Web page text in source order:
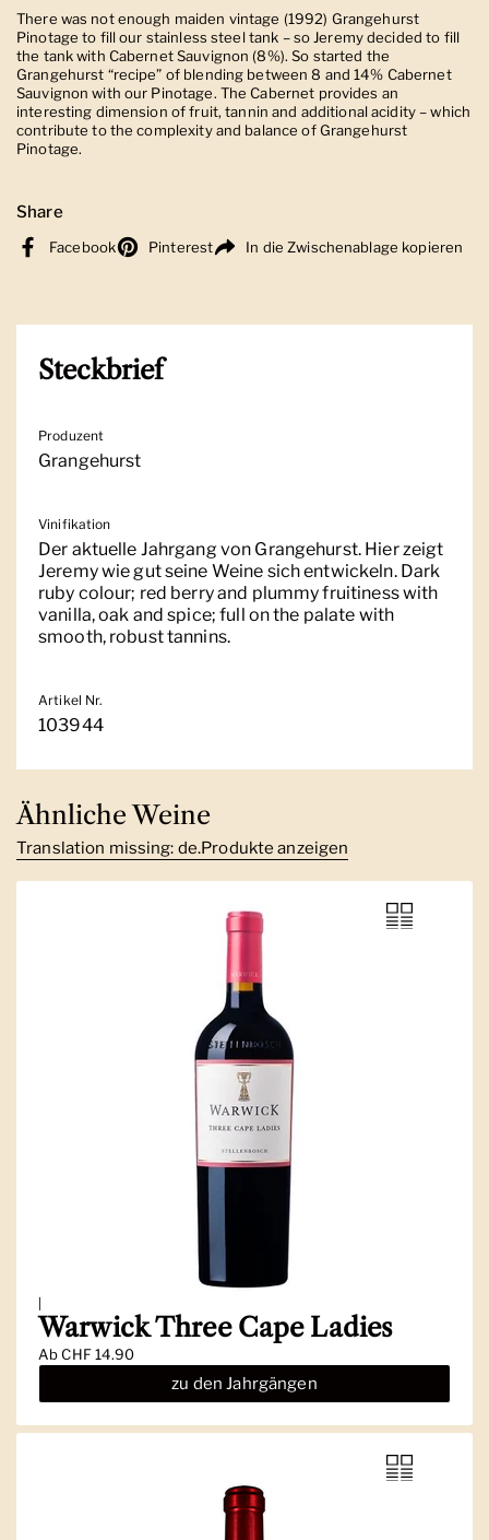
There was not enough maiden vintage (1992) Grangehurst
Pinotage to fill our stainless steel tank – so Jeremy decided to fill
the tank with Cabernet Sauvignon (8%). So started the
Grangehurst “recipe” of blending between 8 and 14% Cabernet
Sauvignon with our Pinotage. The Cabernet provides an
interesting dimension of fruit, tannin and additional acidity – which
contribute to the complexity and balance of Grangehurst
Pinotage.
Share
Facebook Pinterest In die Zwischenablage kopieren
Steckbrief
Produzent
Grangehurst
Vinifikation
Der aktuelle Jahrgang von Grangehurst. Hier zeigt
Jeremy wie gut seine Weine sich entwickeln. Dark
ruby colour; red berry and plummy fruitiness with
vanilla, oak and spice; full on the palate with
smooth, robust tannins.
Artikel Nr.
103944
Ähnliche Weine
Translation missing: de.Produkte anzeigen
Warwick Three Cape Ladies
AbCHF 14.90
zu den Jahrgängen